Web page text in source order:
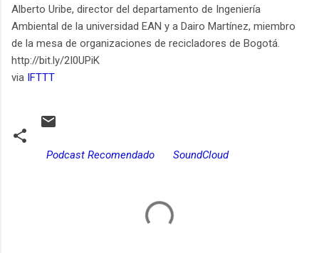
Alberto Uribe, director del departamento de Ingeniería
Ambiental de la universidad EAN y a Dairo Martínez, miembro
de la mesa de organizaciones de recicladores de Bogotá.
http://bit.ly/2I0UPiK
via IFTTT
Podcast Recomendado SoundCloud